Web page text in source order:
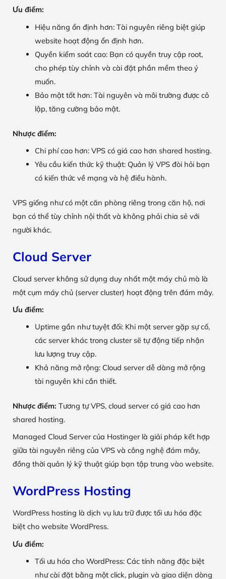
Ưu điểm:
Hiệu năng ổn định hơn: Tài nguyên riêng biệt giúp
website hoạt động ổn định hơn.
Quyền kiểm soát cao: Bạn có quyền truy cập root,
cho phép tùy chỉnh và cài đặt phần mềm theo ý
muốn.
Bảo mật tốt hơn: Tài nguyên và môi trường được cô
lập, tăng cường bảo mật.
Nhược điểm:
Chi phí cao hơn: VPS có giá cao hơn shared hosting.
Yêu cầu kiến thức kỹ thuật: Quản lý VPS đòi hỏi bạn
có kiến thức về mạng và hệ điều hành.
VPS giống như có một căn phòng riêng trong căn hộ, nơi
bạn có thể tùy chỉnh nội thất và không phải chia sẻ với
người khác.
Cloud Server
Cloud server không sử dụng duy nhất một máy chủ mà là
một cụm máy chủ (server cluster) hoạt động trên đám mây.
Ưu điểm:
Uptime gần như tuyệt đối: Khi một server gặp sự cố,
các server khác trong cluster sẽ tự động tiếp nhận
lưu lượng truy cập.
Khả năng mở rộng: Cloud server dễ dàng mở rộng
tài nguyên khi cần thiết.
Nhược điểm: Tương tự VPS, cloud server có giá cao hơn
shared hosting.
Managed Cloud Server của Hostinger là giải pháp kết hợp
giữa tài nguyên riêng của VPS và công nghệ đám mây,
đồng thời quản lý kỹ thuật giúp bạn tập trung vào website.
WordPress Hosting
WordPress hosting là dịch vụ lưu trữ được tối ưu hóa đặc
biệt cho website WordPress.
Ưu điểm:
Tối ưu hóa cho WordPress: Các tính năng đặc biệt
như cài đặt bằng một click, plugin và giao diện dòng